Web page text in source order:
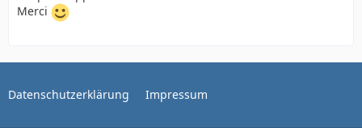
Merci
Datenschutzerklärung Impressum